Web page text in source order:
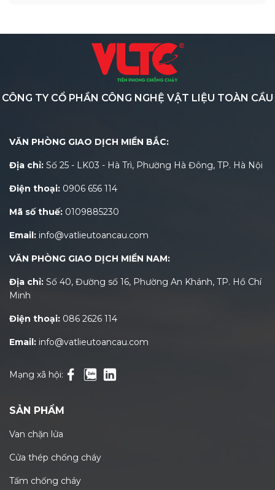
CÔNG TY CỔ PHẦN CÔNG NGHỆ VẬT LIỆU TOÀN CẦU
VĂN PHÒNG GIAO DỊCH MIỀN BẮC:
Địa chỉ: Số 25 - LK03 - Hà Trì, Phường Hà Đông, TP. Hà Nội
Điện thoại: 0906 656 114
Mã số thuế: 0109885230
Email: info@vatlieutoancau.com
VĂN PHÒNG GIAO DỊCH MIỀN NAM:
Địa chỉ: Số 40, Đường số 16, Phường An Khánh, TP. Hồ Chí
Minh
Điện thoại: 086 2626 114
Email: info@vatlieutoancau.com
Mạng xã hội:
SẢN PHẨM
Van chặn lửa
Cửa thép chống cháy
Tấm chống cháy